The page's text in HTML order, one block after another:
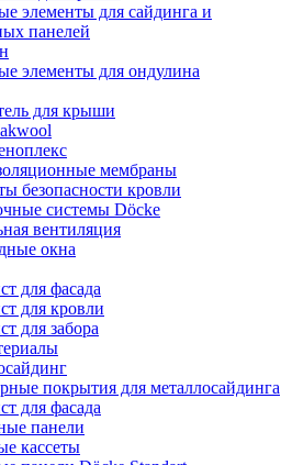
элементы для сайдинга и
панелей
элементы для ондулина
для крыши
мембраны
безопасности кровли
системы Döcke
вентиляция
окна
для фасада
для кровли
для забора
покрытия для металлосайдинга
для фасада
панели
кассеты